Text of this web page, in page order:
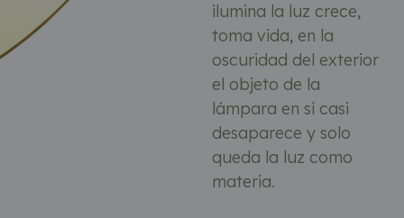
ilumina la luz crece,
toma vida, en la
oscuridad del exterior
el objeto de la
lámpara en sí casi
desaparece y solo
queda la luz como
materia.